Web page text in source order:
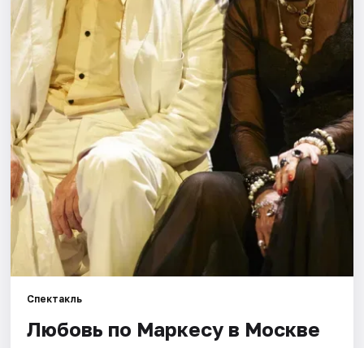
Города
Площадки
Артисты
Рейтинги
Спектакль
Любовь по Маркесу в Москве